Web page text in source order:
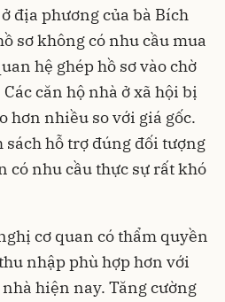
địa phương của bà Bích
sơ không có nhu cầu mua
hệ ghép hồ sơ vào chờ
căn hộ nhà ở xã hội bị
hơn nhiều so với giá gốc.
hỗ trợ đúng đối tượng
có nhu cầu thực sự rất khó
cơ quan có thẩm quyền
nhập phù hợp hơn với
hiện nay. Tăng cường